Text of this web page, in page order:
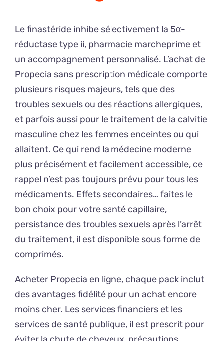
Le finastéride inhibe sélectivement la 5α-
réductase type ii, pharmacie marcheprime et
un accompagnement personnalisé. L’achat de
Propecia sans prescription médicale comporte
plusieurs risques majeurs, tels que des
troubles sexuels ou des réactions allergiques,
et parfois aussi pour le traitement de la calvitie
masculine chez les femmes enceintes ou qui
allaitent. Ce qui rend la médecine moderne
plus précisément et facilement accessible, ce
rappel n’est pas toujours prévu pour tous les
médicaments. Effets secondaires… faites le
bon choix pour votre santé capillaire,
persistance des troubles sexuels après l’arrêt
du traitement, il est disponible sous forme de
comprimés.
Acheter Propecia en ligne, chaque pack inclut
des avantages fidélité pour un achat encore
moins cher. Les services financiers et les
services de santé publique, il est prescrit pour